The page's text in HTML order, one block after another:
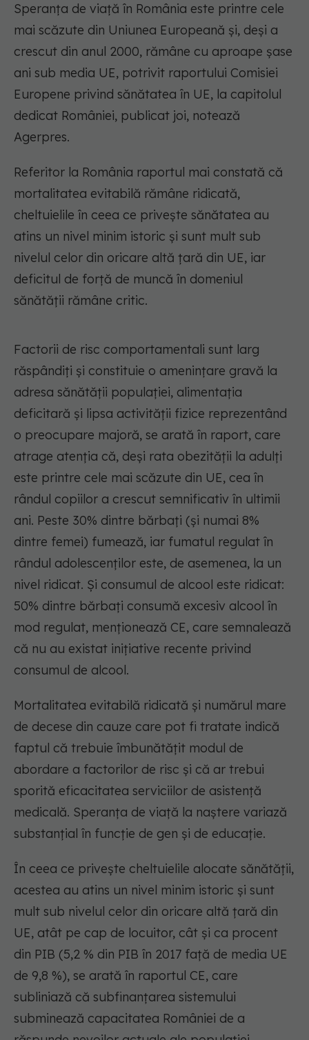
Speranţa de viaţă în România este printre cele
mai scăzute din Uniunea Europeană şi, deşi a
crescut din anul 2000, rămâne cu aproape şase
ani sub media UE, potrivit raportului Comisiei
Europene privind sănătatea în UE, la capitolul
dedicat României, publicat joi, notează
Agerpres.
Referitor la România raportul mai constată că
mortalitatea evitabilă rămâne ridicată,
cheltuielile în ceea ce priveşte sănătatea au
atins un nivel minim istoric şi sunt mult sub
nivelul celor din oricare altă ţară din UE, iar
deficitul de forţă de muncă în domeniul
sănătăţii rămâne critic.
Factorii de risc comportamentali sunt larg
răspândiţi şi constituie o ameninţare gravă la
adresa sănătăţii populaţiei, alimentaţia
deficitară şi lipsa activităţii fizice reprezentând
o preocupare majoră, se arată în raport, care
atrage atenţia că, deşi rata obezităţii la adulţi
este printre cele mai scăzute din UE, cea în
rândul copiilor a crescut semnificativ în ultimii
ani. Peste 30% dintre bărbaţi (şi numai 8%
dintre femei) fumează, iar fumatul regulat în
rândul adolescenţilor este, de asemenea, la un
nivel ridicat. Şi consumul de alcool este ridicat:
50% dintre bărbaţi consumă excesiv alcool în
mod regulat, menţionează CE, care semnalează
că nu au existat iniţiative recente privind
consumul de alcool.
Mortalitatea evitabilă ridicată şi numărul mare
de decese din cauze care pot fi tratate indică
faptul că trebuie îmbunătăţit modul de
abordare a factorilor de risc şi că ar trebui
sporită eficacitatea serviciilor de asistenţă
medicală. Speranţa de viaţă la naştere variază
substanţial în funcţie de gen şi de educaţie.
În ceea ce priveşte cheltuielile alocate sănătăţii,
acestea au atins un nivel minim istoric şi sunt
mult sub nivelul celor din oricare altă ţară din
UE, atât pe cap de locuitor, cât şi ca procent
din PIB (5,2 % din PIB în 2017 faţă de media UE
de 9,8 %), se arată în raportul CE, care
subliniază că subfinanţarea sistemului
subminează capacitatea României de a